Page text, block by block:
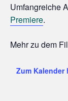
Umfangreiche
Premiere.
Mehr zu dem
Zum Kalender